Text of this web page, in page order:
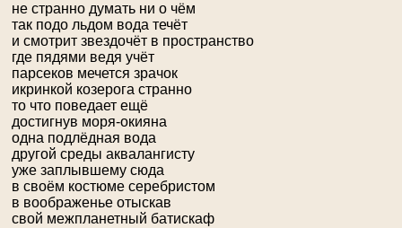
не странно думать ни о чём
так подо льдом вода течёт
и смотрит звездочёт в пространство
где пядями ведя учёт
парсеков мечется зрачок
икринкой козерога странно
то что поведает ещё
достигнув моря-окияна
одна подлёдная вода
другой среды аквалангисту
уже заплывшему сюда
в своём костюме серебристом
в воображенье отыскав
свой межпланетный батискаф